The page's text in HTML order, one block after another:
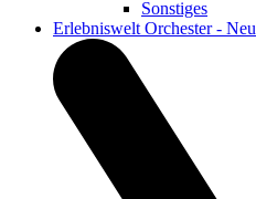
Sonstiges
Erlebniswelt Orchester - Neu